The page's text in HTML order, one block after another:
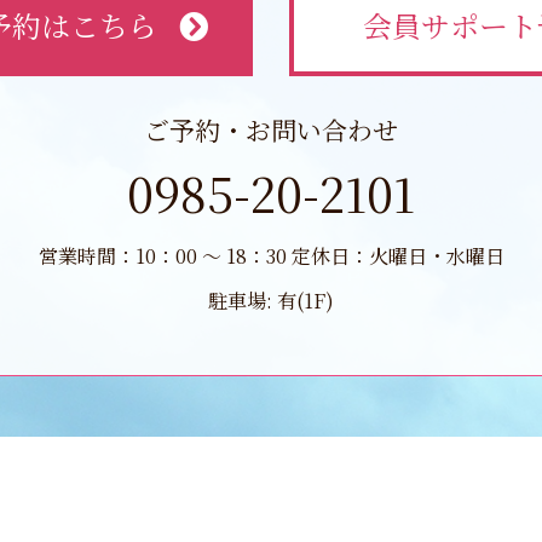
はこちら 会員サポー
ご予約・お問い合わせ
0985-20-2101
営業時間：10：00 ～ 18：30 定休日：火曜日・水曜日
駐車場: 有(1F)